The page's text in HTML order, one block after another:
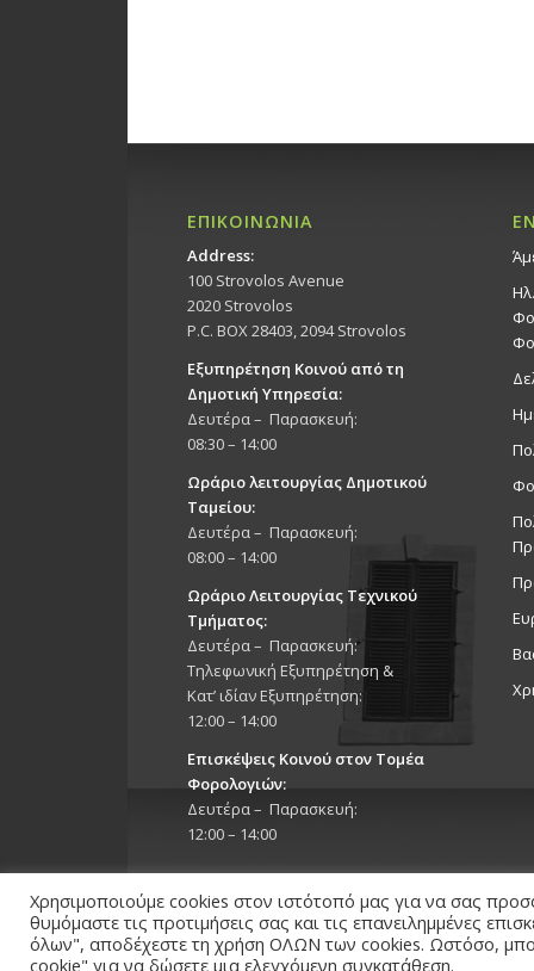
ΕΠΙΚΟΙΝΩΝΙΑ
Address:
100 Strovolos Avenue
2020 Strovolos
P.C. BOX 28403, 2094 Strovolos
Εξυπηρέτηση Κοινού από τη
Δημοτική Υπηρεσία:
Δευτέρα – Παρασκευή:
08:30 – 14:00
Ωράριο λειτουργίας Δημοτικού
Ταμείου:
Δευτέρα – Παρασκευή:
08:00 – 14:00
Ωράριο Λειτουργίας Τεχνικού
Τμήματος:
Δευτέρα – Παρασκευή:
Τηλεφωνική Εξυπηρέτηση &
Κατ’ ιδίαν Εξυπηρέτηση:
12:00 – 14:00
Επισκέψεις Κοινού στον Τομέα
Φορολογιών:
Δευτέρα – Παρασκευή:
12:00 – 14:00
Copyright 2026 © Δήμος Στροβόλου, All Rights
Χρησιμοποιούμε cookies στον ιστότοπό μας για να σας
θυμόμαστε τις προτιμήσεις σας και τις επανειλημμένες
όλων", αποδέχεστε τη χρήση ΟΛΩΝ των cookies. Ωστόσο,
cookie" για να δώσετε μια ελεγχόμενη συγκατάθεση.